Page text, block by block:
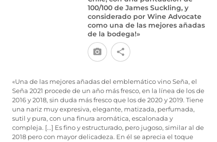
100/100 de James Suckling, y
considerado por Wine Advocate
como una de las mejores añadas
de la bodega!»
«Una de las mejores añadas del emblemático vino Seña, el
Seña 2021 procede de un año más fresco, en la línea de los de
2016 y 2018, sin duda más fresco que los de 2020 y 2019. Tiene
una nariz muy expresiva, elegante, matizada, perfumada,
sutil y pura, con una finura aromática, escalonada y
compleja. [...] Es fino y estructurado, pero jugoso, similar al de
2018 pero con mayor delicadeza. En él se aprecia el toque